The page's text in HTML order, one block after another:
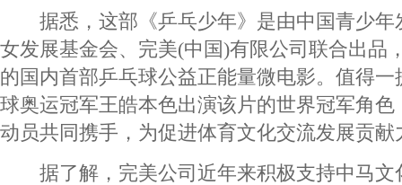
据悉，这部《乒乓少年》是由中国青少年
女发展基金会、完美(中国)有限公司联合出品
的国内首部乒乓球公益正能量微电影。值得
球奥运冠军王皓本色出演该片的世界冠军角
动员共同携手，为促进体育文化交流发展贡献
据了解，完美公司近年来积极支持中马文